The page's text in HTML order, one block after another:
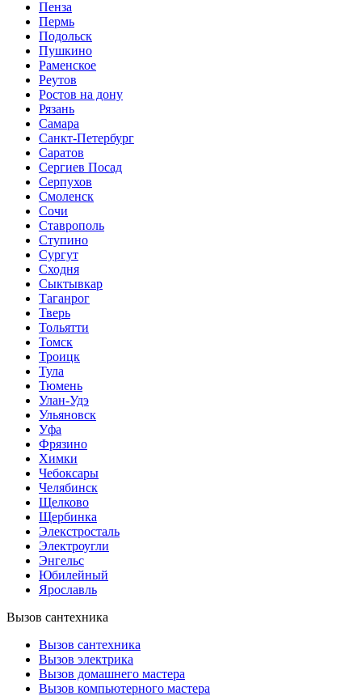
Пенза
Пермь
Подольск
Пушкино
Раменское
Реутов
Ростов на дону
Рязань
Самара
Санкт-Петербург
Саратов
Сергиев Посад
Серпухов
Смоленск
Сочи
Ставрополь
Ступино
Сургут
Сходня
Сыктывкар
Таганрог
Тверь
Тольятти
Томск
Троицк
Тула
Тюмень
Улан-Удэ
Ульяновск
Уфа
Фрязино
Химки
Чебоксары
Челябинск
Щелково
Щербинка
Элекстросталь
Электроугли
Энгельс
Юбилейный
Ярославль
Вызов сантехника
Вызов сантехника
Вызов электрика
Вызов домашнего мастера
Вызов компьютерного мастера